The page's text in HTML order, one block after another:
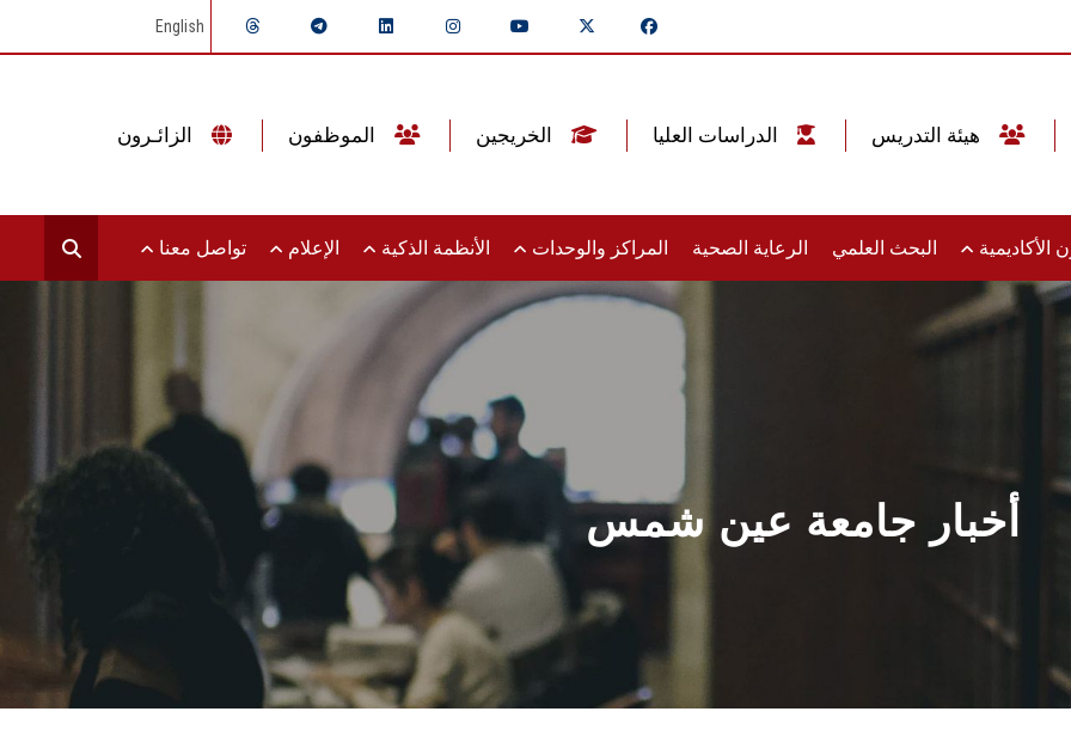
English
الأكاديمية البحث العلمي الرعاية الصحية المراكز والوحدات الأنظمة الذكية الإعلام تواصل معنا
أخبار جامعة عين شمس